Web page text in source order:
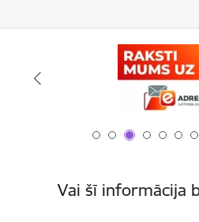
Vai šī informācija